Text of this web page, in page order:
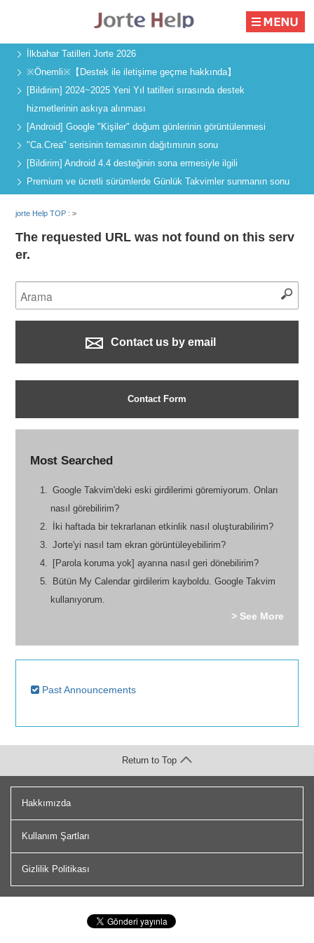
İlkbahar Tatilleri Jorte 2026
※Önemli※【Destek ile iletişime geçme hakkında】
[Bildirim] 2024~2025 Yeni Yıl tatilleri sırasında destek
hizmetlerinin askıya alınması
[Android] Google "Kişiler" doğum günlerinin görüntülenmesi
"Ca.Crea" serisinin temasının dağıtımının sonu
[Bildirim] Android 4.4 desteğinin sona ermesiyle ilgili
Premium ve ücretli sürümlerde Günlük Takvimler sunmanın sonu
jorte Help TOP :>
The requested URL was not found on this serv
er.
Contact us by email
Contact Form
Most Searched
Google Takvim'deki eski girdilerimi göremiyorum. Onları
nasıl görebilirim?
İki haftada bir tekrarlanan etkinlik nasıl oluşturabilirim?
Jorte'yi nasıl tam ekran görüntüleyebilirim?
[Parola koruma yok] ayarına nasıl geri dönebilirim?
Bütün My Calendar girdilerim kayboldu. Google Takvim
kullanıyorum.
> See More
Past Announcements
Hakkımızda
Kullanım Şartları
Gizlilik Politikası
Return to Top